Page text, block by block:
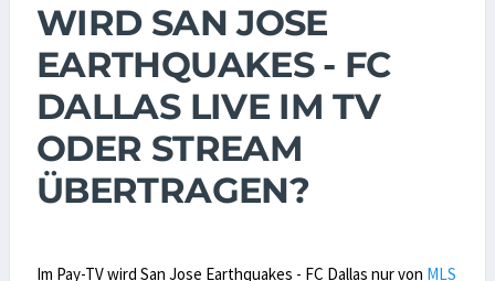
WIRD SAN JOSE
EARTHQUAKES - FC
DALLAS LIVE IM TV
ODER STREAM
ÜBERTRAGEN?
Im Pay-TV wird San Jose Earthquakes - FC Dallas nur von MLS